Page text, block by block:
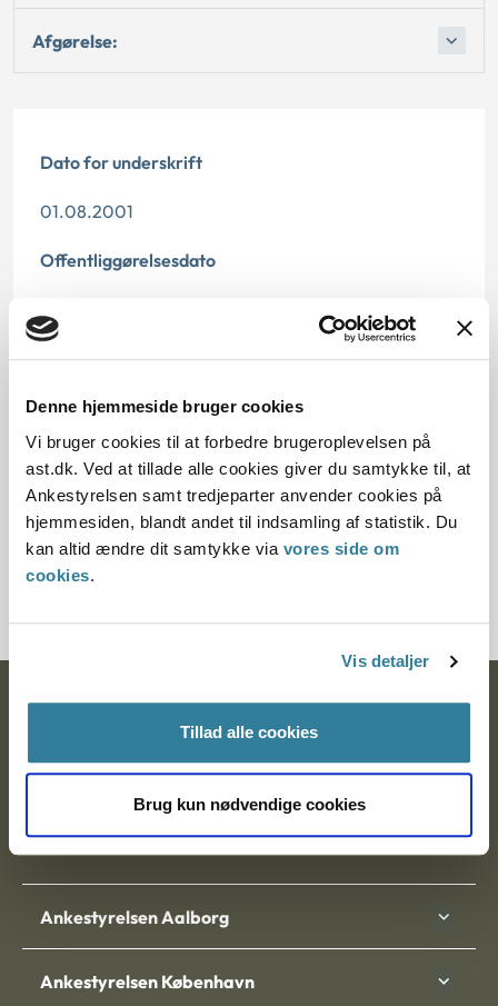
Denne hjemmeside bruger cookies
Vi bruger cookies til at forbedre brugeroplevelsen på
ast.dk. Ved at tillade alle cookies giver du samtykke til, at
Ankestyrelsen samt tredjeparter anvender cookies på
hjemmesiden, blandt andet til indsamling af statistik. Du
kan altid ændre dit samtykke via vores side om
cookies.
Vis detaljer
Tillad alle cookies
Brug kun nødvendige cookies
Afgørelse:
Dato for underskrift
01.08.2001
Offentliggørelsesdato
Denne principafgørelse er kasseret den 8. marts
Paragraf
Journalnummer
200683-00
Ankestyrelsen
Nytorv 7, 2. sal
9000 Aalborg
Ankestyrelsen Aalborg
Ankestyrelsen København